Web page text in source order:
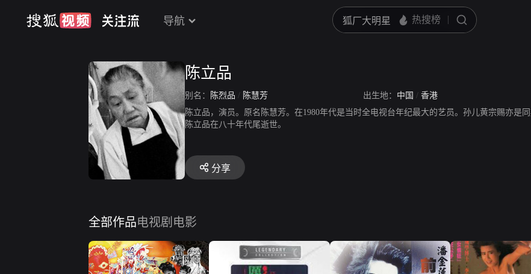
导航
陈立品
别名： 陈烈品 / 陈慧芳 出生地： 中国 / 香港
陈立品，演员。原名陈慧芳。在1980年代是当时全电视台年纪最大的艺员。孙儿黄宗赐亦是
陈立品在八十年代尾逝世。
分享
全部作品电视剧 电影